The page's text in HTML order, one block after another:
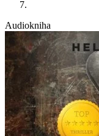
Audiokniha